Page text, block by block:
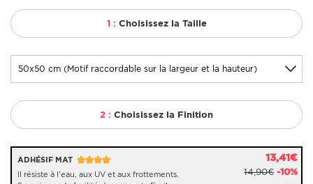
1 : Choisissez la Taille
2 : Choisissez la Finition
ADHÉSIF MAT 13,41€
14,90€ -10%
Il résiste à l'eau, aux UV et aux frottements.